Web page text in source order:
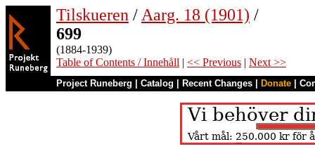
Tilskueren / Aarg. 18 (1901) /
699
(1884-1939)
Table of Contents / Innehåll | << Previous | Next >>
Project Runeberg Catalog Recent Changes Donate